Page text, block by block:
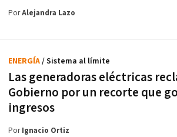
PorAlejandra Lazo
Las generadoras eléctricas
Gobierno por un recorte que
ingresos
ENERGÍA/ Sistema al límite
PorIgnacio Ortiz